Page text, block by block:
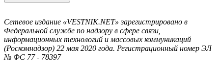
Сетевое издание «VESTNIK.NET» зарегистрировано в
Федеральной службе по надзору в сфере связи,
информационных технологий и массовых коммуникаций
(Роскомнадзор) 22 мая 2020 года. Регистрационный номер ЭЛ
№ ФС 77 - 78397